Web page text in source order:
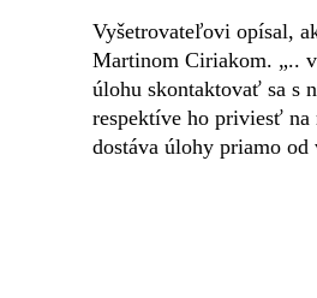
Vyšetrovateľovi opísal,
Martinom Ciriakom. „..
úlohu skontaktovať sa s
respektíve ho priviesť na
dostáva úlohy priamo od